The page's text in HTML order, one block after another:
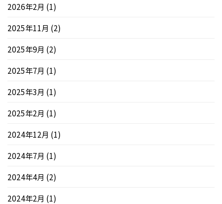
2026年2月 (1)
2025年11月 (2)
2025年9月 (2)
2025年7月 (1)
2025年3月 (1)
2025年2月 (1)
2024年12月 (1)
2024年7月 (1)
2024年4月 (2)
2024年2月 (1)